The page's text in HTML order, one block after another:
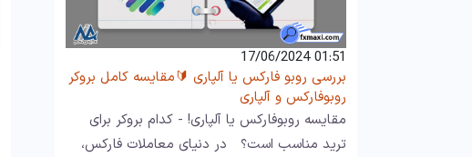
01:51 17/06/2024
بررسی روبو فارکس یا آلپاری 🔰مقایسه کامل بروکر
روبوفارکس و آلپاری
مقایسه روبوفارکس یا آلپاری! - کدام بروکر برای
ترید مناسب است؟ در دنیای معاملات فارکس،